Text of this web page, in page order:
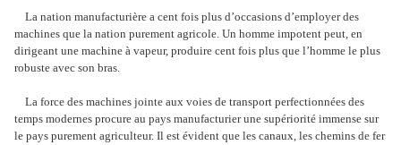
La nation manufacturière a cent fois plus d’occasions d’employer des
machines que la nation purement agricole. Un homme impotent peut, en
dirigeant une machine à vapeur, produire cent fois plus que l’homme le plus
robuste avec son bras.
La force des machines jointe aux voies de transport perfectionnées des
temps modernes procure au pays manufacturier une supériorité immense sur
le pays purement agriculteur. Il est évident que les canaux, les chemins de fer